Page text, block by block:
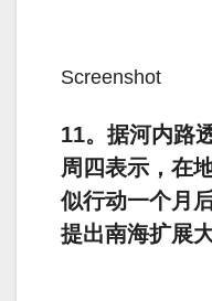
Screenshot
11。据河内路
周四表示，在
似行动一个月
提出南海扩展